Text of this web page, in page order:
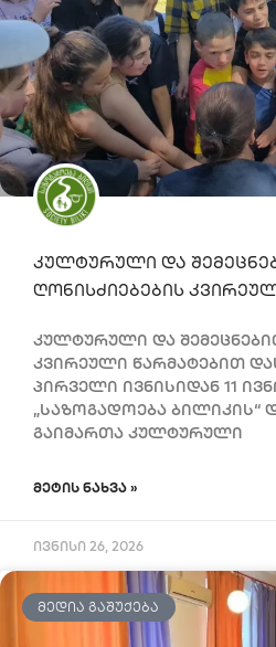
კულტურული და
ღონისძიებების
კულტურული და
კვირეული წარმატებით
პირველი ივნისიდან 11
„საზოგადოება ბილიკის“
გაიმართა კულტურული
ᲛᲔᲢᲘᲡ ᲜᲐᲮᲕᲐ »
ივნისი 26, 2026
ᲛᲔᲓᲘᲐ ᲒᲐᲨᲣᲥᲔᲑᲐ